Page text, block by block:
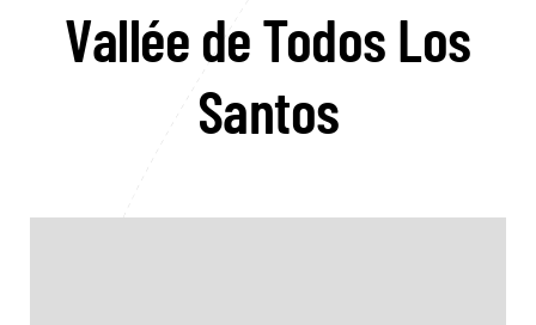
Vallée de Todos Los
Santos